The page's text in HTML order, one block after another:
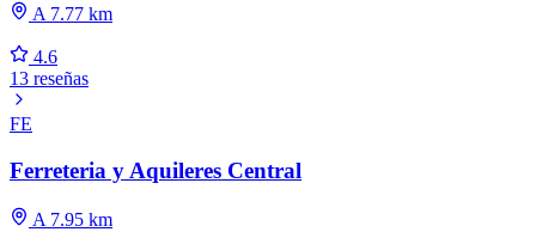
A 7.77 km
4.6
13 reseñas
FE
Ferreteria y Aquileres Central
A 7.95 km